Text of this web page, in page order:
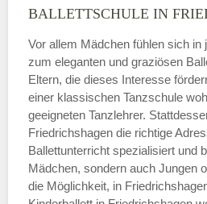
—
Freitag
—
BALLETTSCHULE IN
Vor allem Mädchen fühlen sich in
zum eleganten und graziösen
Eltern, die dieses Interesse
einer klassischen Tanzschule
geeigneten Tanzlehrer.
Friedrichshagen die richtige
Ballettunterricht spezialisiert und
Mädchen, sondern auch Jungen
die Möglichkeit, in